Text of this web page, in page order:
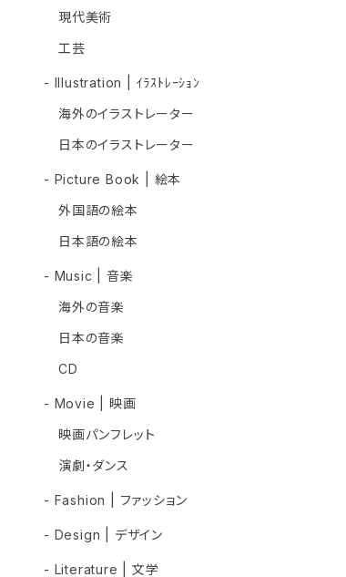
現代美術
工芸
- Illustration | ｲﾗｽﾄﾚｰｼｮﾝ
海外のイラストレーター
日本のイラストレーター
- Picture Book | 絵本
外国語の絵本
日本語の絵本
- Music | 音楽
海外の音楽
日本の音楽
CD
- Movie | 映画
映画パンフレット
演劇・ダンス
- Fashion | ファッション
- Design | デザイン
- Literature | 文学